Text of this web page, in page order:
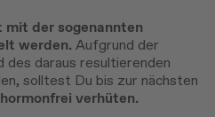
mit der sogenannten
werden. Aufgrund der
des daraus resultierenden
solltest Du bis zur nächsten
verhüten.